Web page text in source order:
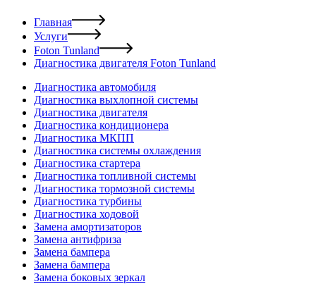
Главная
Услуги
Foton Tunland
Диагностика двигателя Foton Tunland
Диагностика автомобиля
Диагностика выхлопной системы
Диагностика двигателя
Диагностика кондиционера
Диагностика МКПП
Диагностика системы охлаждения
Диагностика стартера
Диагностика топливной системы
Диагностика тормозной системы
Диагностика турбины
Диагностика ходовой
Замена амортизаторов
Замена антифриза
Замена бампера
Замена бампера
Замена боковых зеркал